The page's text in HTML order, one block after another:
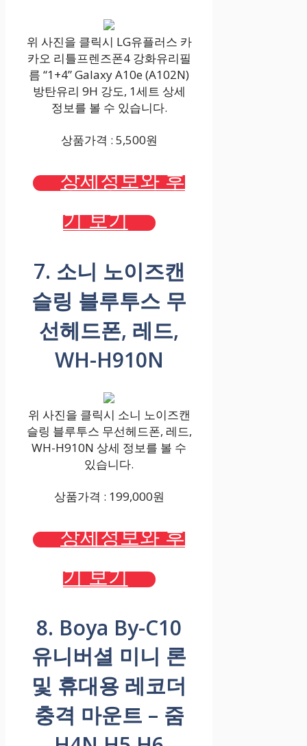
위 사진을 클릭시 LG유플러스 카
카오 리틀프렌즈폰4 강화유리필
름 “1+4” Galaxy A10e (A102N)
방탄유리 9H 강도, 1세트 상세
정보를 볼 수 있습니다.
상품가격 : 5,500원
상세정보와 후
기 보기
7. 소니 노이즈캔
슬링 블루투스 무
선헤드폰, 레드,
WH-H910N
위 사진을 클릭시 소니 노이즈캔
슬링 블루투스 무선헤드폰, 레드,
WH-H910N 상세 정보를 볼 수
있습니다.
상품가격 : 199,000원
상세정보와 후
기 보기
8. Boya By-C10
유니버셜 미니 론
및 휴대용 레코더
충격 마운트 – 줌